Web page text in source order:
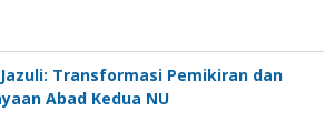
Transformasi Pemikiran dan
Abad Kedua NU